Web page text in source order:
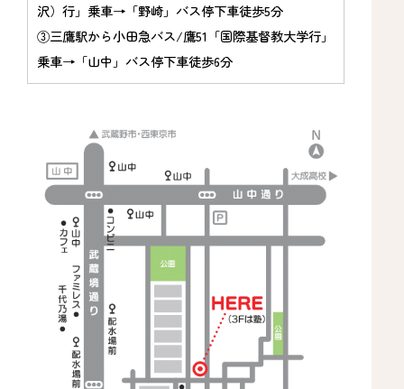
沢）行」乗車→「野崎」バス停下車徒歩5分
③三鷹駅から小田急バス/鷹51「国際基督教大学行」
乗車→「山中」バス停下車徒歩6分